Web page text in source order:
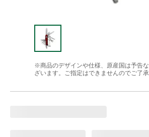
※商品のデザインや仕様、原産国は予告
ざいます。ご指定はできませんのでご了承